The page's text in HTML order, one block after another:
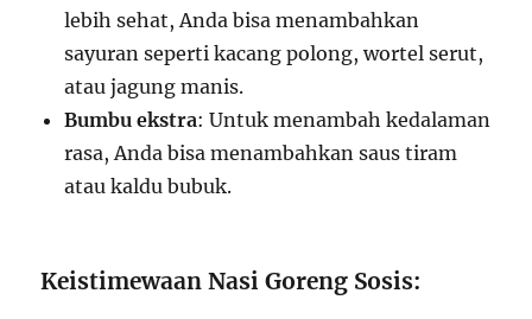
lebih sehat, Anda bisa menambahkan
sayuran seperti kacang polong, wortel serut,
atau jagung manis.
Bumbu ekstra: Untuk menambah kedalaman
rasa, Anda bisa menambahkan saus tiram
atau kaldu bubuk.
Keistimewaan Nasi Goreng Sosis: